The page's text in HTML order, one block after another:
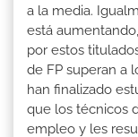
a la media.
está
por estos
de FP superan a
han finalizado
que los técnicos
empleo y les